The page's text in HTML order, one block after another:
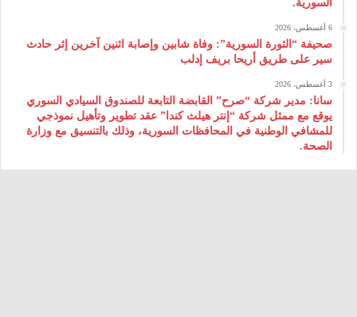
السورية.
6 أغسطس، 2026
صحيفة “الثورة السورية”: وفاة شابين وإصابة اثنين آخرين إثر حادث
سير على طريق أريحا بريف إدلب
3 أغسطس، 2026
سانا: مدير شركة “صرح” القابضة التابعة للصندوق السيادي السوري
يوقع مع ممثل شركة “إنتر هيلث كندا” عقد تطوير وتأهيل نموذجي
للمشافي الوطنية في المحافظات السورية، وذلك بالتنسيق مع وزارة
الصحة.